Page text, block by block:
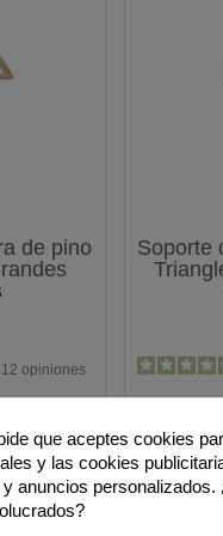
de pino
12 opiniones
Soporte
que aceptes cookies
y las cookies
anuncios